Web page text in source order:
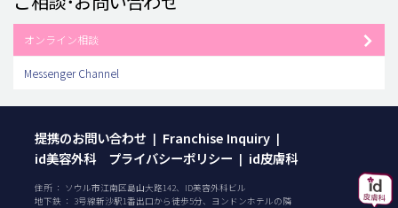
オンライン相談
Messenger Channel
提携のお問い合わせ | Franchise Inquiry |
id美容外科 プライバシーポリシー | id皮膚科
住所 ： ソウル市江南区島山大路142、ID美容外科ビル
地下鉄 ： 3号線新沙駅1番出口から徒歩5分、ヨンドンホテルの隣